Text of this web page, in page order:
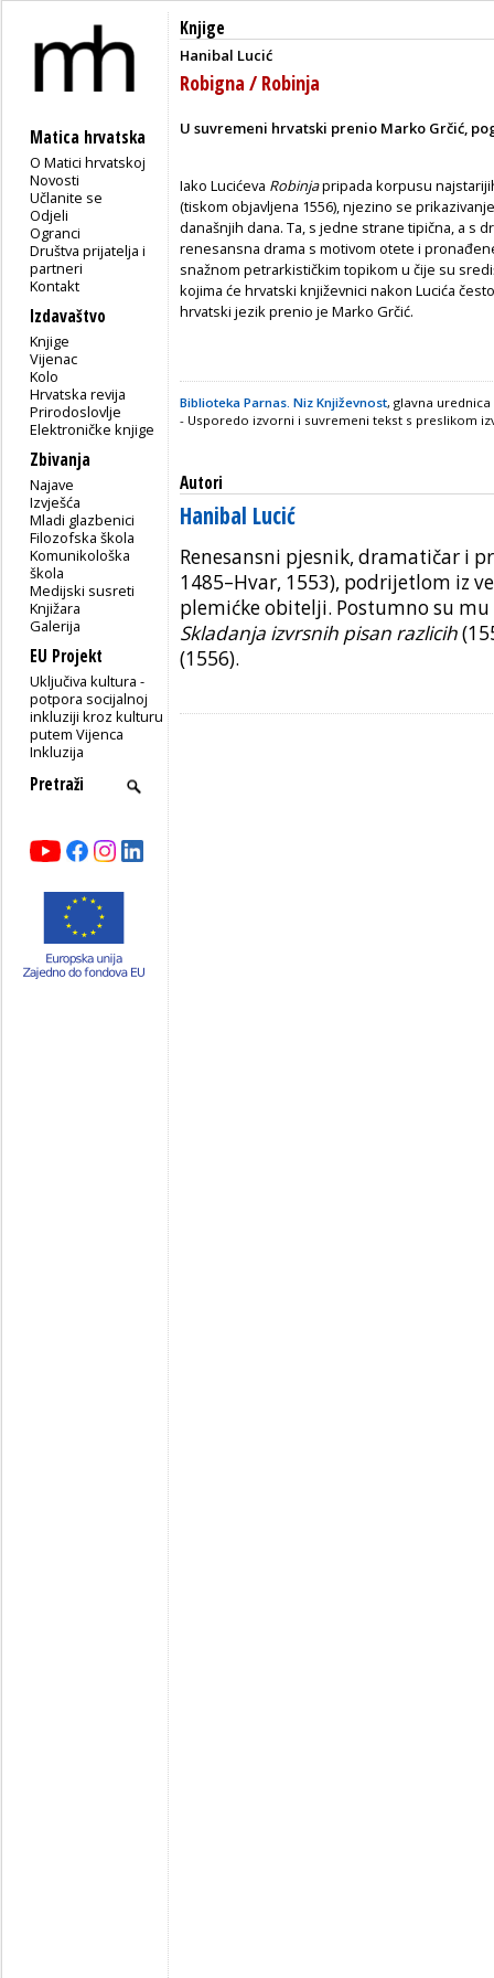
Matica hrvatska
O Matici hrvatskoj
Novosti
Učlanite se
Odjeli
Ogranci
Društva prijatelja i
partneri
Kontakt
Izdavaštvo
Knjige
Vijenac
Kolo
Hrvatska revija
Prirodoslovlje
Elektroničke knjige
Zbivanja
Najave
Izvješća
Mladi glazbenici
Filozofska škola
Komunikološka
škola
Medijski susreti
Knjižara
Galerija
EU Projekt
Uključiva kultura -
potpora socijalnoj
inkluziji kroz kulturu
putem Vijenca
Inkluzija
Knjige
Hanibal Lucić
Robigna / Robinja
U suvremeni hrvatski prenio Marko Grčić,
Iako Lucićeva Robinjapripada korpusu
(tiskom objavljena 1556), njezino se
današnjih dana. Ta, s jedne strane tipična, a s
renesansna drama s motivom otete i
snažnom petrarkističkim topikom u čije su
kojima će hrvatski književnici nakon Lucića
hrvatski jezik prenio je Marko Grčić.
Biblioteka Parnas. Niz Književnost, glavna
- Usporedo izvorni i suvremeni tekst s preslikom
Autori
Hanibal Lucić
Renesansni pjesnik, dramatičar i
1485–Hvar, 1553), podrijetlom iz
plemićke obitelji. Postumno su
Skladanja izvrsnih pisan razlicih
(1556).